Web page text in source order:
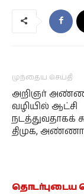
முந்தைய செய்தி
அறிஞர்
வழியில் ஆட்சி
நடத்துவதாகக்
திமுக,
தொடர்புடைய